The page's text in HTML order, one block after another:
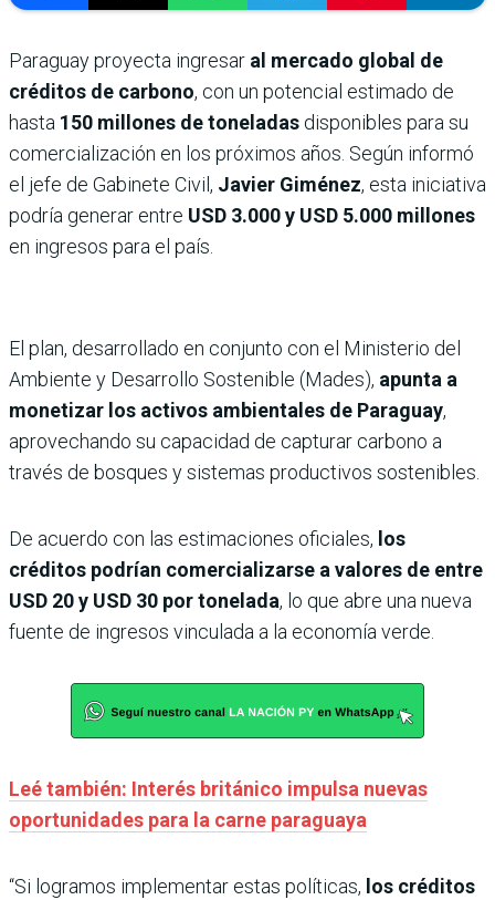
Paraguay proyecta ingresar al mercado global de
créditos de carbono, con un potencial estimado de
hasta 150 millones de toneladas disponibles para su
comercialización en los próximos años. Según informó
el jefe de Gabinete Civil, Javier Giménez, esta iniciativa
podría generar entre USD 3.000 y USD 5.000 millones
en ingresos para el país.
El plan, desarrollado en conjunto con el Ministerio del
Ambiente y Desarrollo Sostenible (Mades), apunta a
monetizar los activos ambientales de Paraguay,
aprovechando su capacidad de capturar carbono a
través de bosques y sistemas productivos sostenibles.
De acuerdo con las estimaciones oficiales, los
créditos podrían comercializarse a valores de entre
USD 20 y USD 30 por tonelada, lo que abre una nueva
fuente de ingresos vinculada a la economía verde.
Leé también: Interés británico impulsa nuevas
oportunidades para la carne paraguaya
“Si logramos implementar estas políticas, los créditos